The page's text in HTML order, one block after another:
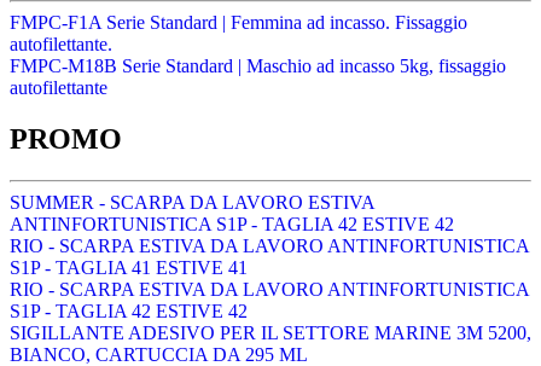
FMPC-F1A Serie Standard | Femmina ad incasso. Fissaggio
autofilettante.
FMPC-M18B Serie Standard | Maschio ad incasso 5kg, fissaggio
autofilettante
PROMO
SUMMER - SCARPA DA LAVORO ESTIVA
ANTINFORTUNISTICA S1P - TAGLIA 42 ESTIVE 42
RIO - SCARPA ESTIVA DA LAVORO ANTINFORTUNISTICA
S1P - TAGLIA 41 ESTIVE 41
RIO - SCARPA ESTIVA DA LAVORO ANTINFORTUNISTICA
S1P - TAGLIA 42 ESTIVE 42
SIGILLANTE ADESIVO PER IL SETTORE MARINE 3M 5200,
BIANCO, CARTUCCIA DA 295 ML